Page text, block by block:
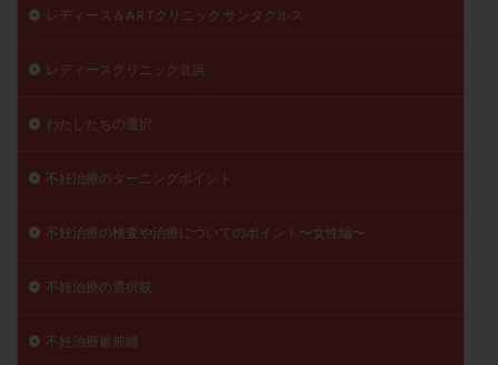
レディース＆A R Tクリニック サンタクルス
レディースクリニック北浜
わたしたちの選択
不妊治療のターニングポイント
不妊治療の検査や治療についてのポイント〜女性編〜
不妊治療の選択肢
不妊治療最前線